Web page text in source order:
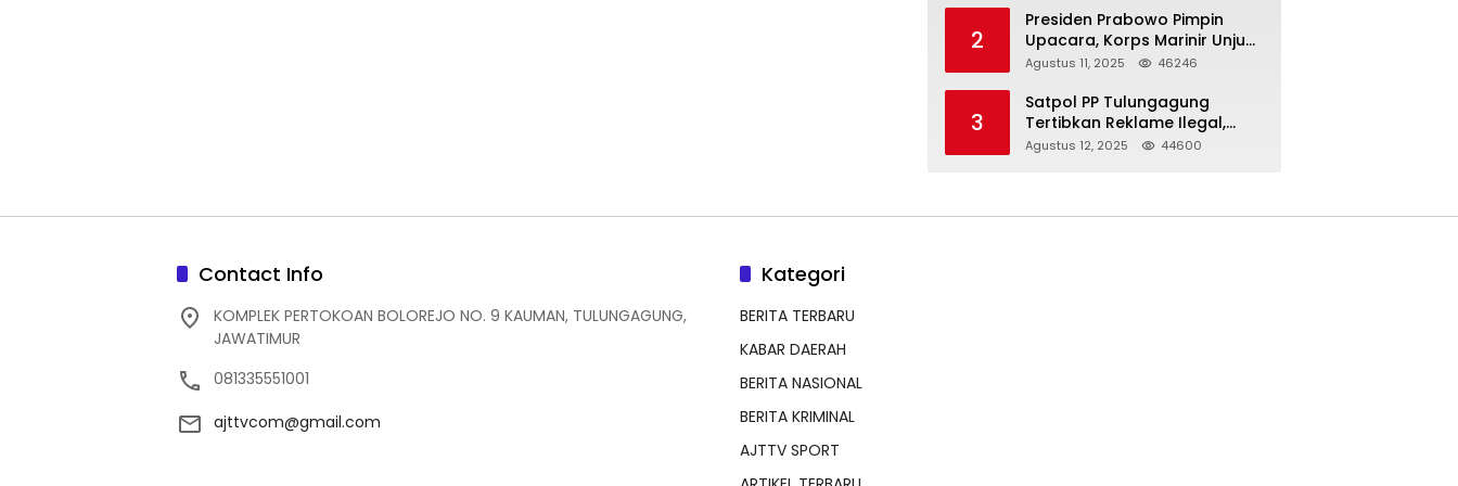
2
Presiden Prabowo Pimpin
Upacara, Korps Marinir Unjuk
Kekuatan dan Resmikan
Agustus 11, 2025 46246
3
Satpol PP Tulungagung
Tertibkan Reklame Ilegal,
Wujudkan Kota yang Rapi
Agustus 12, 2025 44600
Contact Info
KOMPLEK PERTOKOAN BOLOREJO NO. 9 KAUMAN, TULUNGAGUNG,
JAWATIMUR
081335551001
ajttvcom@gmail.com
Kategori
BERITA TERBARU
KABAR DAERAH
BERITA NASIONAL
BERITA KRIMINAL
AJTTV SPORT